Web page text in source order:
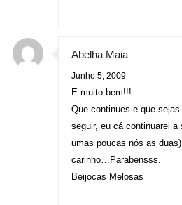
Abelha Maia
Junho 5, 2009
E muito bem!!!
Que continues e que
seguir, eu cá continuarei a
umas poucas nós as
carinho…Parabensss.
Beijocas Melosas